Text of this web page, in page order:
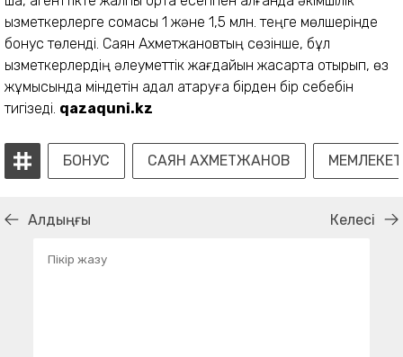
қызмет­керлерге сомасы 1 және 1,5 млн. теңге мөлшерінде
бонус төленді. Саян Ахметжановтың сөзінше, бұл
қызметкерлердің әлеу­меттік жағдайын жақсарта оты­рып, өз
жұмысында міндетін адал атқаруға бірден бір себебін
тигізеді. qazaquni.kz
БОНУС САЯН АХМЕТЖАНОВ
Алдыңғы Келесі